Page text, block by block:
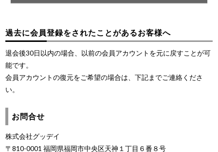
過去に会員登録をされたことがあるお客様へ
退会後30日以内の場合、以前の会員アカウントを元に戻すことが可
能です。
会員アカウントの復元をご希望の場合は、下記までご連絡くださ
い。
お問合せ
株式会社グッデイ
〒810-0001 福岡県福岡市中央区天神１丁目６番８号